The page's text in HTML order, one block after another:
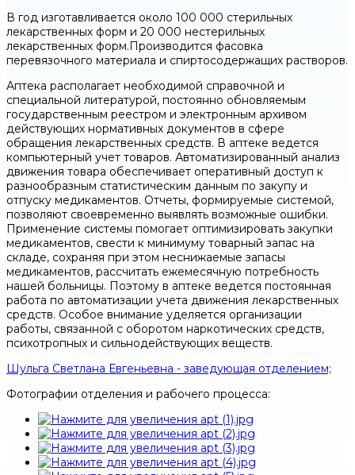
В год изготавливается около 100 000 стерильных
лекарственных форм и 20 000 нестерильных
лекарственных форм.Производится фасовка
перевязочного материала и спиртосодержащих растворов.
Аптека располагает необходимой справочной и
специальной литературой, постоянно обновляемым
государственным реестром и электронным архивом
действующих нормативных документов в сфере
обращения лекарственных средств. В аптеке ведется
компьютерный учет товаров. Автоматизированный анализ
движения товара обеспечивает оперативный доступ к
разнообразным статистическим данным по закупу и
отпуску медикаментов. Отчеты, формируемые системой,
позволяют своевременно выявлять возможные ошибки.
Применение системы помогает оптимизировать закупки
медикаментов, свести к минимуму товарный запас на
складе, сохраняя при этом неснижаемые запасы
медикаментов, рассчитать ежемесячную потребность
нашей больницы. Поэтому в аптеке ведется постоянная
работа по автоматизации учета движения лекарственных
средств. Особое внимание уделяется организации
работы, связанной с оборотом наркотических средств,
психотропных и сильнодействующих веществ.
Шульга Светлана Евгеньевна - заведующая отделением;
Фотографии отделения и рабочего процесса: